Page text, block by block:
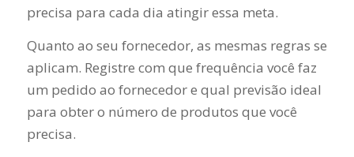
precisa para cada dia atingir essa meta.
Quanto ao seu fornecedor, as mesmas regras se
aplicam. Registre com que frequência você faz
um pedido ao fornecedor e qual previsão ideal
para obter o número de produtos que você
precisa.